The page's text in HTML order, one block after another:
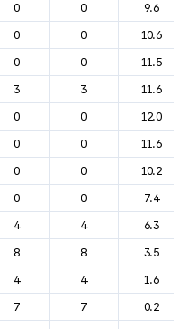
0 0
9.6
0 0
10.6
0 0
11.5
3 3
11.6
0 0
12.0
0 0
11.6
0 0
10.2
0 0
7.4
4 4
6.3
8 8
3.5
4 4
1.6
7 7
0.2